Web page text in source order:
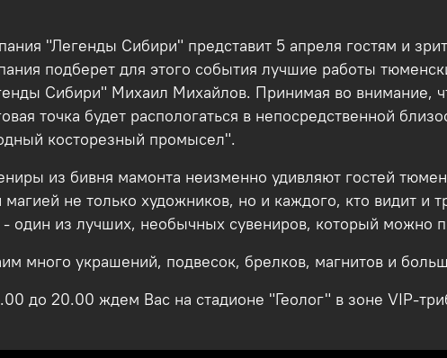
"Легенды Сибири" представит 5 апреля гостям и
подберет для этого события лучшие работы
Сибири" Михаил Михайлов. Принимая во внимание,
точка будет распологаться в непосредственной
косторезный промысел".
из бивня мамонта неизменно удивляют гостей
магией не только художников, но и каждого, кто видит
- один из лучших, необычных сувениров, который можно
много украшений, подвесок, брелков, магнитов и
до 20.00 ждем Вас на стадионе "Геолог" в зоне VIP-